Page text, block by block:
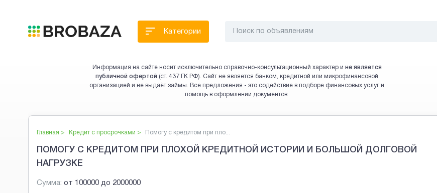
Категории
Информация на сайте носит исключительно справочно-консультационный характер и не является
публичной офертой (ст. 437 ГК РФ). Сайт не является банком, кредитной или микрофинансовой
организацией и не выдаёт займы. Все предложения - это содействие в подборе финансовых услуг и
помощь в оформлении документов.
Главная > Кредит с просрочками > Помогу с кредитом при пло...
ПОМОГУ С КРЕДИТОМ ПРИ ПЛОХОЙ КРЕДИТНОЙ ИСТОРИИ И БОЛЬШОЙ ДОЛГОВОЙ
НАГРУЗКЕ
Сумма: от 100000 до 2000000